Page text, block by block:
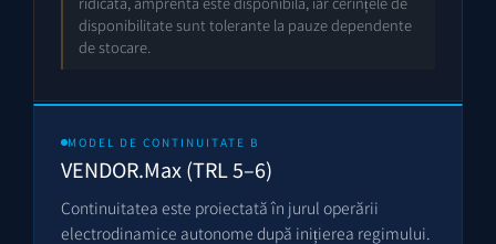
disponibilitate sunt tolerante la pauze dependente
de stocare.
MODEL DE CONTINUITATE B
VENDOR.Max (TRL 5–6)
Continuitatea este proiectată în jurul operării
electrodinamice autonome după inițierea regimului.